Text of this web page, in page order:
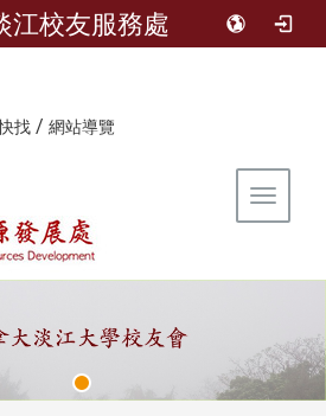
江校友服務處
找 / 網站導覽
Toggle